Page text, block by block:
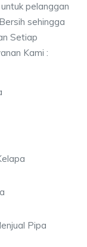
pelanggan
sehingga
Setiap
Kami :
Pipa